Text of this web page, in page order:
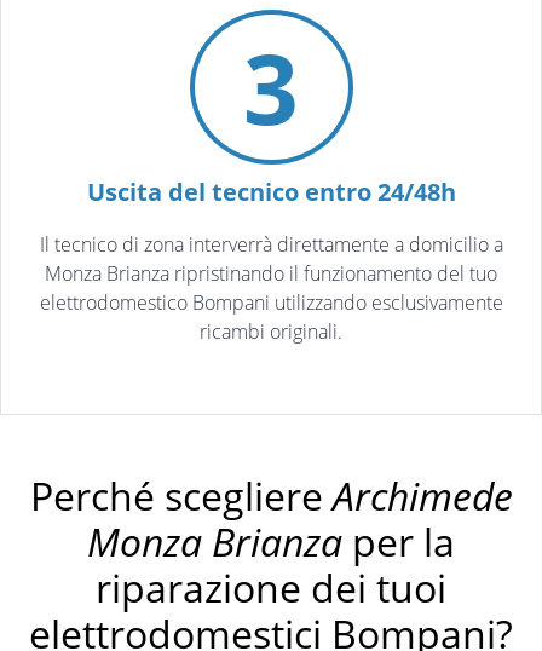
3
Uscita del tecnico entro 24/48h
Il tecnico di zona interverrà direttamente a domicilio a
Monza Brianza ripristinando il funzionamento del tuo
elettrodomestico Bompani utilizzando esclusivamente
ricambi originali.
Perché scegliereArchimede
Monza Brianza per la
riparazione dei tuoi
elettrodomestici Bompani?